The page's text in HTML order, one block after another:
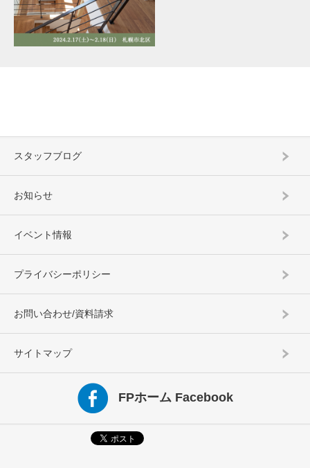
スタッフブログ
お知らせ
イベント情報
プライバシーポリシー
お問い合わせ/資料請求
サイトマップ
FPホーム Facebook